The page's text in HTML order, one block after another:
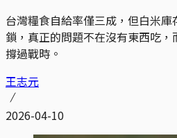
台灣糧食自給率僅三成，但白米
鎖，真正的問題不在沒有東西吃
撐過戰時。
王志元
2026-04-10